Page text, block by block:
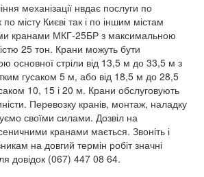
механізації нвдає послуги по
місту Києві так і по іншим містам
кранами МКГ-25БР з максимальною
25 тон. Крани можуть бути
основної стріли від 13,5 м до 33,5 м з
гусаком 5 м, або від 18,5 м до 28,5
10, 15 і 20 м. Крани обслуговують
Перевозку кранів, монтаж, наладку
своїми силами. Дозвіл на
кранами мається. Звоніть і
на довгий термін робіт значні
довідок (067) 447 08 64.